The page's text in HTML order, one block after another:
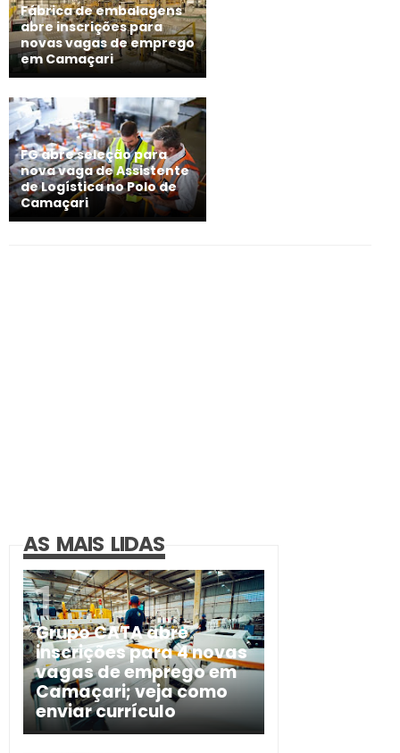
Fábrica de embalagens
abre inscrições para
novas vagas de emprego
em Camaçari
FG abre seleção para
nova vaga de Assistente
de Logística no Polo de
Camaçari
AS MAIS LIDAS
Grupo CATA abre
inscrições para 4 novas
vagas de emprego em
Camaçari; veja como
enviar currículo